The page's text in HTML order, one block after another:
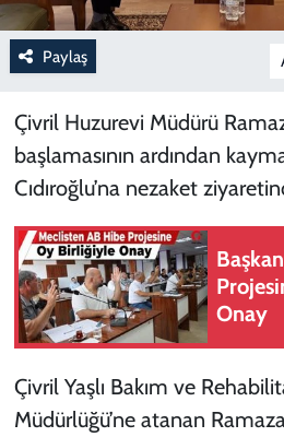
Paylaş
Çivril Huzurevi Müdürü
başlamasının ardından
Cıdıroğlu’na nezaket
Onay
Çivril Yaşlı Bakım ve
Müdürlüğü’ne atanan